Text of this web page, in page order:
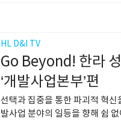
HL D&I TV
Go Beyond! 한라
‘개발사업본부’편
선택과 집중을 통한 파괴적 혁신
발사업 분야의 일등을 향해 쉼 없